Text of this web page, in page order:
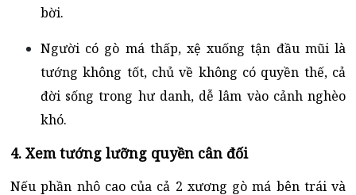
bời.
Người có gò má thấp, xệ xuống tận đầu mũi là
tướng không tốt, chủ về không có quyền thế, cả
đời sống trong hư danh, dễ lâm vào cảnh nghèo
khó.
4. Xem tướng lưỡng quyền cân đối
Nếu phần nhô cao của cả 2 xương gò má bên trái và